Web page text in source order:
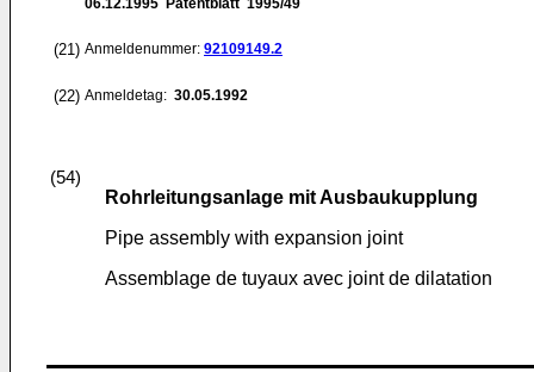
06.12.1995 Patentblatt 1995/49
(21) Anmeldenummer: 92109149.2
(22) Anmeldetag: 30.05.1992
(54)
Rohrleitungsanlage mit Ausbaukupplung
Pipe assembly with expansion joint
Assemblage de tuyaux avec joint de dilatation